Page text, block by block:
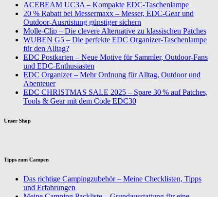
ACEBEAM UC3A – Kompakte EDC-Taschenlampe
20 % Rabatt bei Messermaxx – Messer, EDC-Gear und
Outdoor-Ausrüstung günstiger sichern
Molle-Clip – Die clevere Alternative zu klassischen Patches
WUBEN G5 – Die perfekte EDC Organizer-Taschenlampe
für den Alltag?
EDC Postkarten – Neue Motive für Sammler, Outdoor-Fans
und EDC-Enthusiasten
EDC Organizer – Mehr Ordnung für Alltag, Outdoor und
Abenteuer
EDC CHRISTMAS SALE 2025 – Spare 30 % auf Patches,
Tools & Gear mit dem Code EDC30
Unser Shop
Tipps zum Campen
Das richtige Campingzubehör – Meine Checklisten, Tipps
und Erfahrungen